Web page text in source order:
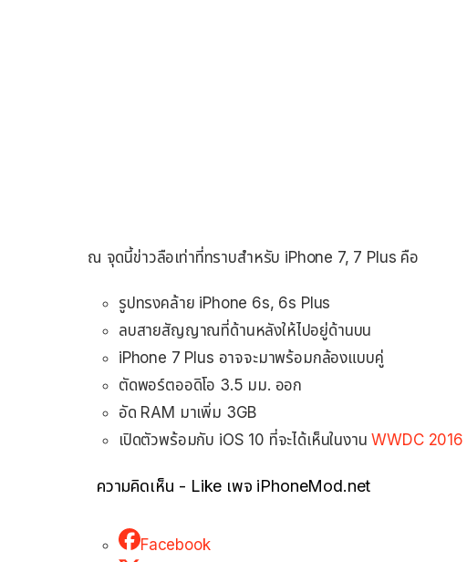
ณ จุดนี้ข่าวลือเท่าที่ทราบสำหรับ iPhone 7, 7 Plus คือ
รูปทรงคล้าย iPhone 6s, 6s Plus
ลบสายสัญญาณที่ด้านหลังให้ไปอยู่ด้านบน
iPhone 7 Plus อาจจะมาพร้อมกล้องแบบคู่
ตัดพอร์ตออดิโอ 3.5 มม. ออก
อัด RAM มาเพิ่ม 3GB
เปิดตัวพร้อมกับ iOS 10 ที่จะได้เห็นในงานWWDC 2016
ความคิดเห็น - Like เพจ iPhoneMod.net
Facebook